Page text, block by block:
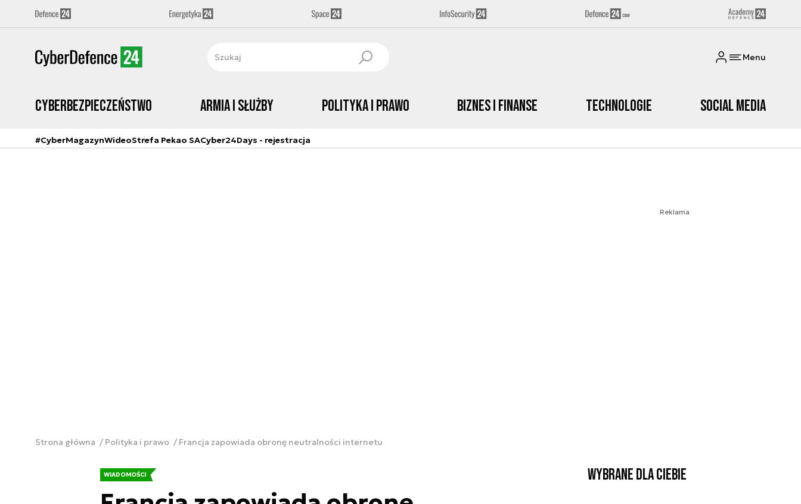
Menu
Cyberbezpieczeństwo Armia i Służby Polityka i prawo Biznes i Finanse Technologie Social media
#CyberMagazynWideoStrefa Pekao SACyber24Days - rejestracja
Reklama
Strona główna Polityka i prawo Francja zapowiada obronę neutralności internetu
WIADOMOŚCI Wybrane dla Ciebie